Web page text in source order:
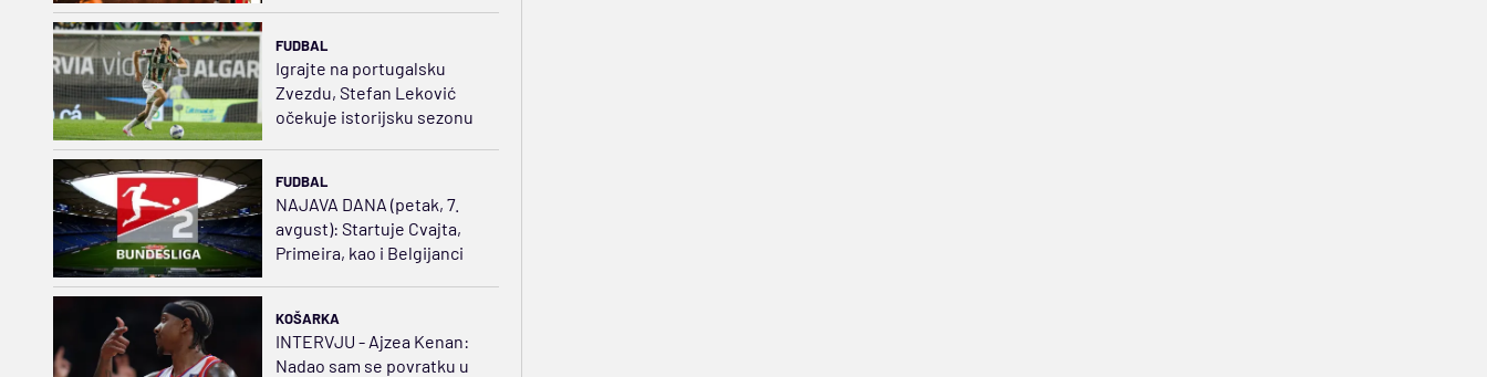
FUDBAL
Igrajte na portugalsku
Zvezdu, Stefan Leković
očekuje istorijsku sezonu
FUDBAL
NAJAVA DANA (petak, 7.
avgust): Startuje Cvajta,
Primeira, kao i Belgijanci
KOŠARKA
INTERVJU - Ajzea Kenan:
Nadao sam se povratku u